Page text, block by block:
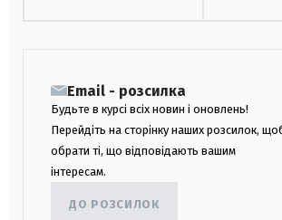
Email - розсилка
Будьте в курсі всіх новин і оновлень!
Перейдіть на сторінку наших розсилок,
обрати ті, що відповідають вашим
інтересам.
ДО РОЗСИЛОК